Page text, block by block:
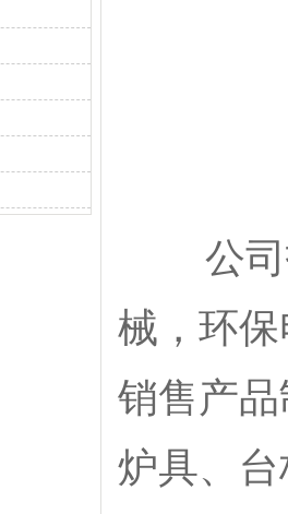
公司技
械，环
销售产
炉具、